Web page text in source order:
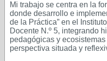
Mi trabajo se centra en la
donde desarrollo e
de la Práctica” en el
Docente N.º 5, integrando
pedagógicas y
perspectiva situada y